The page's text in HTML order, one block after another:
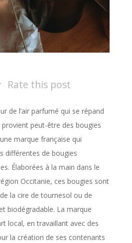
Rate this post
de l’air parfumé qui se répand
peut-être des bougies
marque française qui
différentes de bougies
Élaborées à la main dans le
Occitanie, ces bougies sont
la cire de tournesol ou de
biodégradable. La marque
local, en travaillant avec des
la création de ses contenants